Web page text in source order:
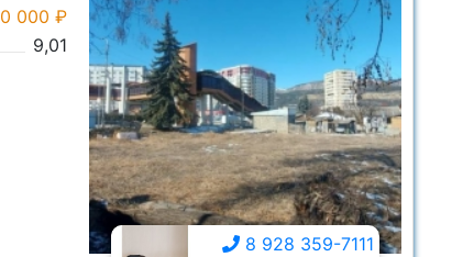
000 ₽
9,01
8 928 359-7111